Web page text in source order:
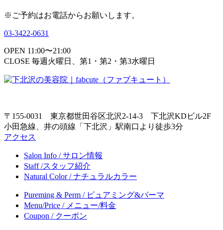
※ご予約はお電話からお願いします。
03-3422-0631
OPEN 11:00〜21:00
CLOSE 毎週火曜日、第1・第2・第3水曜日
〒155-0031 東京都世田谷区北沢2-14-3 下北沢KDビル2F
小田急線、井の頭線「下北沢」駅南口より徒歩3分
アクセス
Salon Info / サロン情報
Staff /スタッフ紹介
Natural Color / ナチュラルカラー
Pureming & Perm / ピュアミング&パーマ
Menu/Price / メニュー/料金
Coupon / クーポン